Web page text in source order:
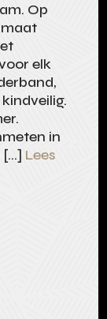
Op
maat
elk
in
[…] Lees